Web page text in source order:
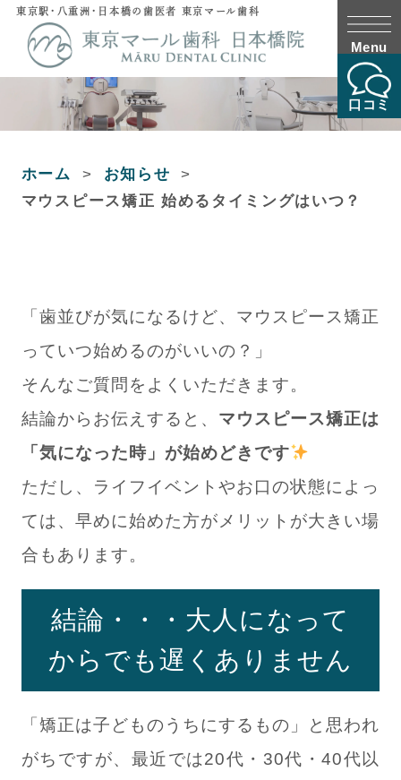
東京駅・八重洲・日本橋の歯医者 東京マール歯科
Menu
口コミ
ホーム
お知らせ
マウスピース矯正 始めるタイミングはいつ？
「歯並びが気になるけど、マウスピース矯正
っていつ始めるのがいいの？」
そんなご質問をよくいただきます。
結論からお伝えすると、 マウスピース矯正は
「気になった時」が始めどきです
ただし、ライフイベントやお口の状態によっ
ては、早めに始めた方がメリットが大きい場
合もあります。
結論・・・大人になって
からでも遅くありません
「矯正は子どものうちにするもの」と思われ
がちですが、最近では20代・30代・40代以